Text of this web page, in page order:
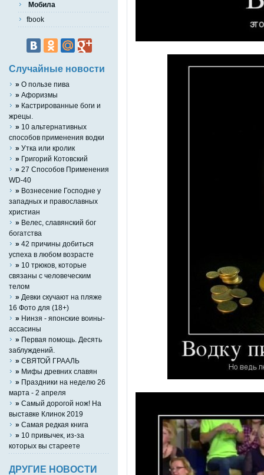
Мобила
fbook
Случайные новости
» О пользе пива
» Афоризмы
» Кастрированные боги и
жрецы.
» 10 альтернативных
способов применения водки
» Утка или кролик
» Григорий Котовский
» 27 Способов Применения
WD-40
» Вознесение Господне у
западных и православных
христиан
» Велес, славянский бог
богатства
» 42 причины добиться
успеха в любом возрасте
» 10 трюков, которые
связаны с человеческим
телом
» Девки скучают на пляже
16 Фото для (18+)
» Нинзя - японские воины-
ассасины
» Первая помощь. Десять
заблуждений.
» СВЯТОЙ ГРААЛЬ
» Мифы древних славян
» Праздники на неделю 26
марта - 2 апреля
» Самый дорогой нож! На
выставке Клинок 2019
» Самая редкая книга
» 10 привычек, из-за
которых вы стареете
ДРУГИЕ НОВОСТИ